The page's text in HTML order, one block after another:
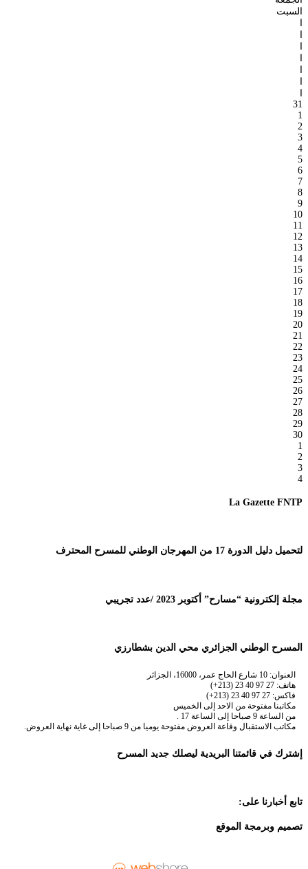
السبت
ا
ا
ا
ا
ا
ا
ا
31
1
2
3
4
5
6
7
8
9
10
11
12
13
14
15
16
17
18
19
20
21
22
23
24
25
26
27
28
29
30
1
2
3
4
La Gazette FNTP
لتحميل دليل الدورة 17 من المهرجان الوطني للمسرح المحترف
مجلة إلكترونية “مسارح” أكتوبر 2023 /عدد تجريبي
المسرح الوطني الجزائري محي الدين بشطارزي
العنوان: 10 شارع الحاج عمر، 16000، الجزائر
هاتف: 27 97 40 23 (213+)
فاكس: 27 97 40 23 (213+)
مكاتبنا مفتوحة من الاحد إلى الخميس
من الساعة 9 صباحا إلى الساعة 17 .
مكاتب الاستقبال وقاعة العروض مفتوحة يوميا من 9 صباحا إلى غاية نهاية العروض.
إشترك في قائمتنا البريدية ليصلك جديد المسرح
تابع أخبارنا على:
تصميم وبرمجة الموقع